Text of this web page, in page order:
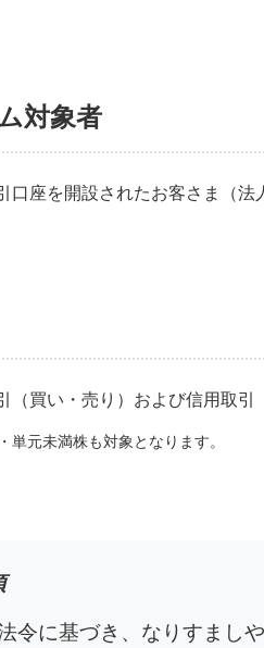
対象者
口座を開設されたお客さま（法
（買い・売り）および信用取引
単元未満株も対象となります。
令に基づき、なりすまし